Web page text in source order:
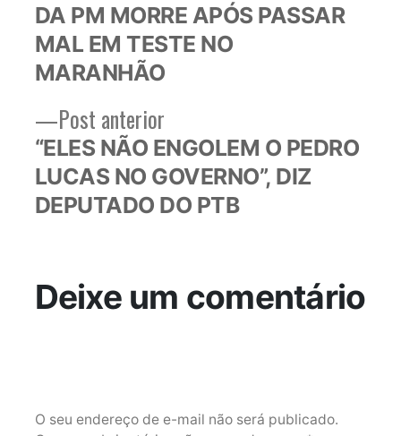
Post
Post anteriorPost
anterior:
“ELES NÃO ENGOLEM O PEDRO
LUCAS NO GOVERNO”, DIZ
DEPUTADO DO PTB
DA PM MORRE APÓS PASSAR
MAL EM TESTE NO
MARANHÃO
Deixe um comentário
O seu endereço de e-mail não será publicado.